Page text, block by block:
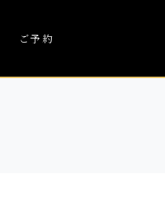
ご予約